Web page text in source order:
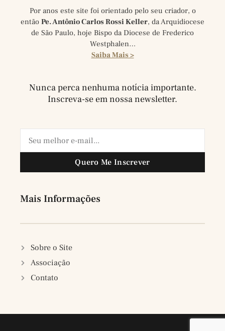
Por anos este site foi orientado pelo seu criador, o
então Pe. Antônio Carlos Rossi Keller, da Arquidiocese
de São Paulo, hoje Bispo da Diocese de Frederico
Westphalen…
Saiba Mais >
Nunca perca nenhuma notícia importante.
Inscreva-se em nossa newsletter.
Quero Me Inscrever
Mais Informações
Sobre o Site
Associação
Contato